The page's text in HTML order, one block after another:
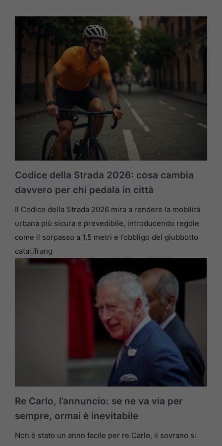
Codice della Strada 2026: cosa cambia
davvero per chi pedala in città
Il Codice della Strada 2026 mira a rendere la mobilità
urbana più sicura e prevedibile, introducendo regole
come il sorpasso a 1,5 metri e l’obbligo del giubbotto
catarifrang
Re Carlo, l’annuncio: se ne va via per
sempre, ormai è inevitabile
Non è stato un anno facile per re Carlo, il sovrano si